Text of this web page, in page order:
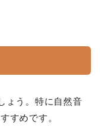
ょう。特に自然音
すめです。